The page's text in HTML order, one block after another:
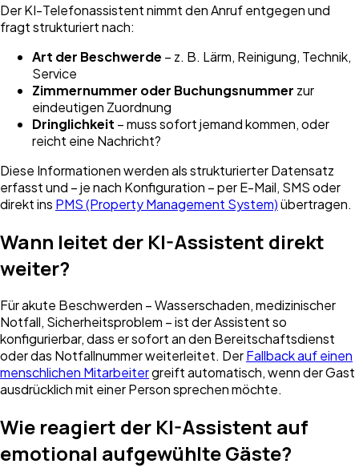
Der KI-Telefonassistent nimmt den Anruf entgegen und
fragt strukturiert nach:
Art der Beschwerde – z. B. Lärm, Reinigung, Technik,
Service
Zimmernummer oder Buchungsnummer zur
eindeutigen Zuordnung
Dringlichkeit – muss sofort jemand kommen, oder
reicht eine Nachricht?
Diese Informationen werden als strukturierter Datensatz
erfasst und – je nach Konfiguration – per E-Mail, SMS oder
direkt ins PMS (Property Management System)übertragen.
Wann leitet der KI-Assistent direkt
weiter?
Für akute Beschwerden – Wasserschaden, medizinischer
Notfall, Sicherheitsproblem – ist der Assistent so
konfigurierbar, dass er sofort an den Bereitschaftsdienst
oder das Notfallnummer weiterleitet. DerFallback auf einen
menschlichen Mitarbeitergreift automatisch, wenn der Gast
ausdrücklich mit einer Person sprechen möchte.
Wie reagiert der KI-Assistent auf
emotional aufgewühlte Gäste?